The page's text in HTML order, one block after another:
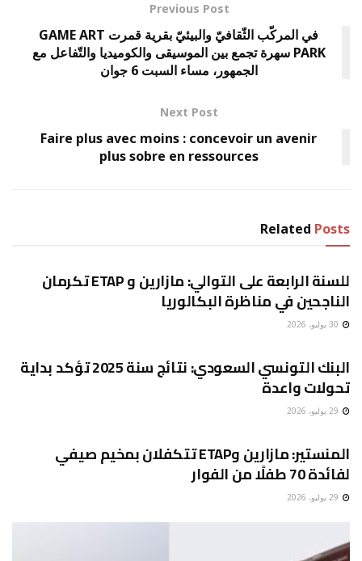
Previous Post
في المركّب الثّقافيّ والبيئيّ بقرية قمرت GAME ART
PARK سهرة تجمع بين الموسيقى والكوميديا والتّفاعل مع
الجمهور، مساء السبت 6 جوان
Next Post
Faire plus avec moins : concevoir un avenir
plus sobre en ressources
Related Posts
للسنة الرابعة على التوالي: مازارين و ETAP تكرمان
الناجحين في مناظرة البكالوريا
البنك التونسي السعودي: نتائج سنة 2025 تؤكد بداية
تحولات واعدة
المنستير: مازارين وETAP تتكفلان بمخيم صيفي
لفائدة 70 طفلًا من الفوار